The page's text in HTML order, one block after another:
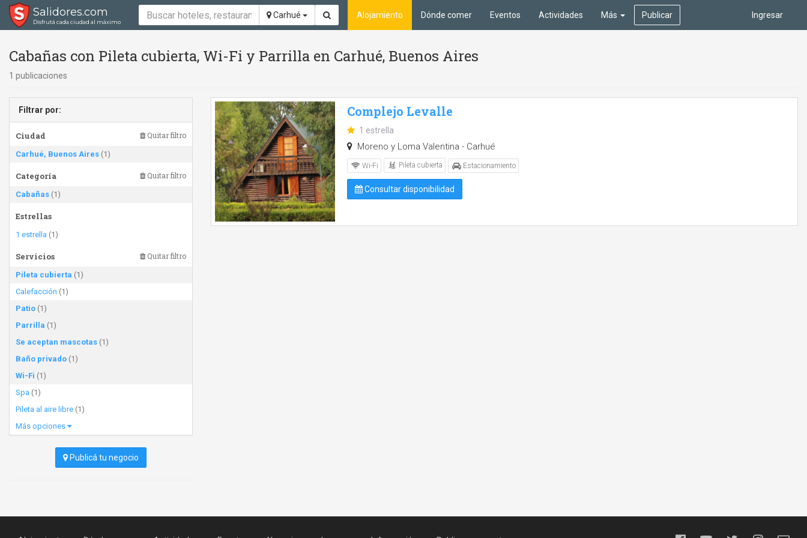
Salidores.com
Disfrutá cada ciudad al máximo
Carhué Ingresar
Alojamiento Dónde comer Eventos Actividades Más Publicar
Cabañas con Pileta cubierta, Wi-Fi y Parrilla en Carhué, Buenos Aires
1 publicaciones
Filtrar por:
Ciudad Quitar filtro
Carhué, Buenos Aires (1)
Categoría Quitar filtro
Cabañas (1)
Estrellas
1 estrella (1)
Servicios Quitar filtro
Pileta cubierta (1)
Calefacción (1)
Patio (1)
Parrilla (1)
Se aceptan mascotas (1)
Baño privado (1)
Wi-Fi (1)
Spa (1)
Pileta al aire libre (1)
Más opciones
Publicá tu negocio
Complejo Levalle
1 estrella
Moreno y Loma Valentina - Carhué
Wi-Fi Pileta cubierta Estacionamiento
Consultar disponibilidad